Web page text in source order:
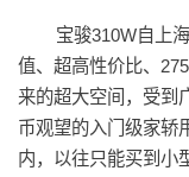
宝骏310W自上
值、超高性价比、
来的超大空间，受到
币观望的入门级家轿
内，以往只能买到小